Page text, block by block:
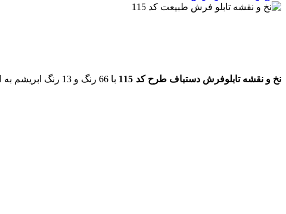
نخ و نقشه تابلوفرش دستباف طرح کد 115 با 66 رنگ و 13 رنگ ابریشم به ابعاد 400 رج در 700 گره